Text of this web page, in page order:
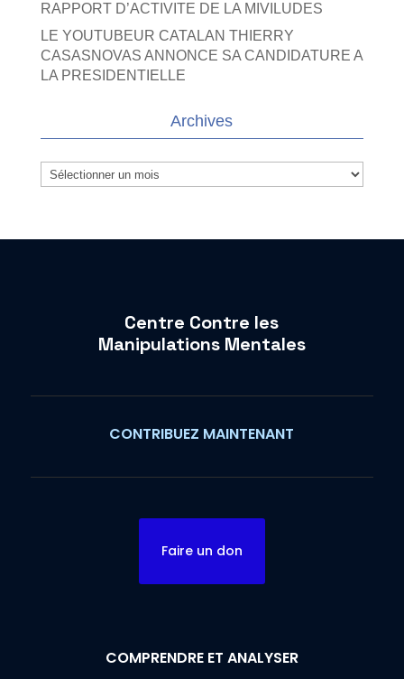
RAPPORT D’ACTIVITE DE LA MIVILUDES
LE YOUTUBEUR CATALAN THIERRY
CASASNOVAS ANNONCE SA CANDIDATURE A
LA PRESIDENTIELLE
Archives
Archives
Centre Contre les
Manipulations Mentales
CONTRIBUEZ MAINTENANT
Faire un don
COMPRENDRE ET ANALYSER